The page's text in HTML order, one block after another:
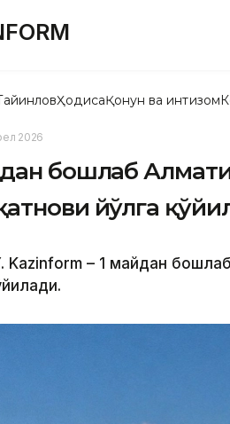
ҲодисаҚонун ва интизом
2026
бошлаб
йўлга
Kazinform – 1 майдан